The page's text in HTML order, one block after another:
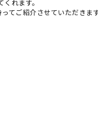
れます。
てご紹介させていただきます